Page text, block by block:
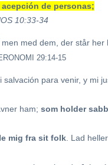
de personas;
10:33-34
men med dem, der står her
29:14-15
para venir, y mi
ham;som holder
mig fra sit folk . Lad